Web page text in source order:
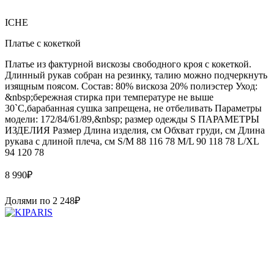
ICHE
Платье с кокеткой
Платье из фактурной вискозы свободного кроя с кокеткой.
Длинный рукав собран на резинку, талию можно подчеркнуть
изящным поясом. Состав: 80% вискоза 20% полиэстер Уход:
&nbsp;бережная стирка при температуре не выше
30`C,барабанная сушка запрещена, не отбеливать Параметры
модели: 172/84/61/89,&nbsp; размер одежды S ПАРАМЕТРЫ
ИЗДЕЛИЯ Размер Длина изделия, см Обхват груди, см Длина
рукава с длиной плеча, см S/M 88 116 78 M/L 90 118 78 L/XL
94 120 78
8 990₽
Долями по 2 248₽